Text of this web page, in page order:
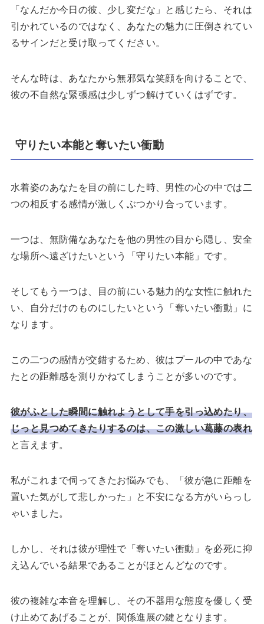
「なんだか今日の彼、少し変だな」と感じたら、それは
引かれているのではなく、あなたの魅力に圧倒されてい
るサインだと受け取ってください。
そんな時は、あなたから無邪気な笑顔を向けることで、
彼の不自然な緊張感は少しずつ解けていくはずです。
守りたい本能と奪いたい衝動
水着姿のあなたを目の前にした時、男性の心の中では二
つの相反する感情が激しくぶつかり合っています。
一つは、無防備なあなたを他の男性の目から隠し、安全
な場所へ遠ざけたいという「守りたい本能」です。
そしてもう一つは、目の前にいる魅力的な女性に触れた
い、自分だけのものにしたいという「奪いたい衝動」に
なります。
この二つの感情が交錯するため、彼はプールの中であな
たとの距離感を測りかねてしまうことが多いのです。
彼がふとした瞬間に触れようとして手を引っ込めたり、
じっと見つめてきたりするのは、この激しい葛藤の表れ
と言えます。
私がこれまで伺ってきたお悩みでも、「彼が急に距離を
置いた気がして悲しかった」と不安になる方がいらっし
ゃいました。
しかし、それは彼が理性で「奪いたい衝動」を必死に抑
え込んでいる結果であることがほとんどなのです。
彼の複雑な本音を理解し、その不器用な態度を優しく受
け止めてあげることが、関係進展の鍵となります。